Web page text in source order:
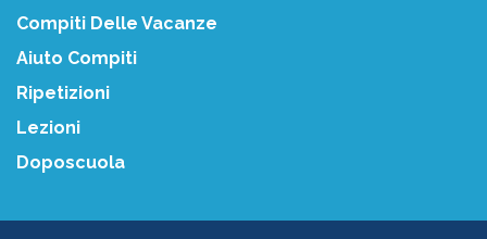
Compiti Delle Vacanze
Aiuto Compiti
Ripetizioni
Lezioni
Doposcuola